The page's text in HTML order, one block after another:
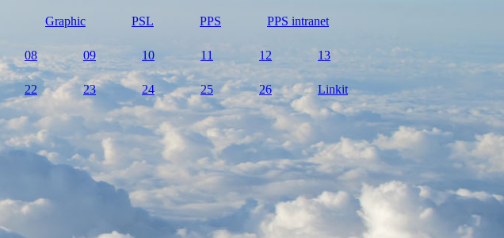
Graphic PSL PPS PPS intranet
08 09 10 11 12 13
22 23 24 25 26 Linkit